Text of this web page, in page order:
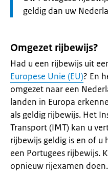
op:
geldig dan uw
Omgezet rijbewijs?
Had u een rijbewijs uit
Europese Unie (EU)? En
omgezet naar een
landen in Europa
als geldig rijbewijs. Het
Transport (IMT) kan u
rijbewijs geldig is en of
een Portugees rijbewijs.
opnieuw rijexamen doen.